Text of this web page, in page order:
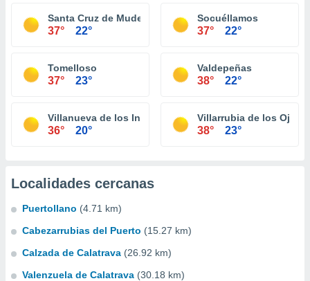
Santa Cruz de Mudela
37° 22°
Socuéllamos
37° 22°
Tomelloso
37° 23°
Valdepeñas
38° 22°
Villanueva de los Infantes
36° 20°
Villarrubia de los Ojos
38° 23°
Localidades cercanas
Puertollano (4.71 km)
Cabezarrubias del Puerto (15.27 km)
Calzada de Calatrava (26.92 km)
Valenzuela de Calatrava (30.18 km)